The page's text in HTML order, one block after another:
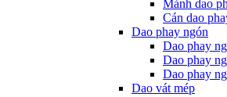
Mảnh dao
Cán dao
Dao phay ngón
Dao phay
Dao phay
Dao phay
Dao vát mép